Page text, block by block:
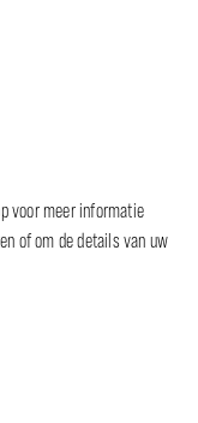
voor meer informatie
of om de details van uw